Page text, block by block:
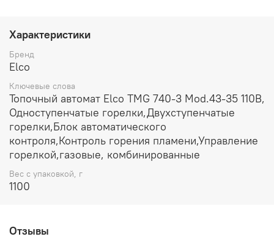
Характеристики
Бренд
Elco
Ключевые слова
Топочный автомат Elco TMG 740-3 Mod.43-35 110В,
Одноступенчатые горелки,Двухступенчатые
горелки,Блок автоматического
контроля,Контроль горения пламени,Управление
горелкой,газовые, комбинированные
Вес с упаковкой, г
1100
Отзывы